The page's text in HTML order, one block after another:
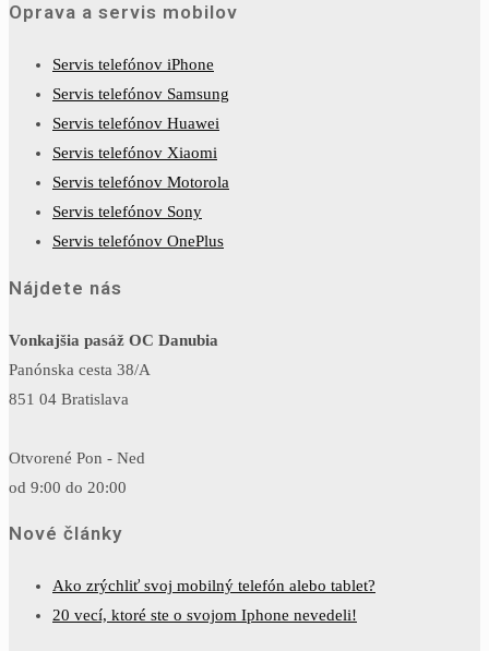
Oprava a servis mobilov
Servis telefónov iPhone
Servis telefónov Samsung
Servis telefónov Huawei
Servis telefónov Xiaomi
Servis telefónov Motorola
Servis telefónov Sony
Servis telefónov OnePlus
Nájdete nás
Vonkajšia pasáž OC Danubia
Panónska cesta 38/A
851 04 Bratislava
Otvorené Pon - Ned
od 9:00 do 20:00
Nové články
Ako zrýchliť svoj mobilný telefón alebo tablet?
20 vecí, ktoré ste o svojom Iphone nevedeli!